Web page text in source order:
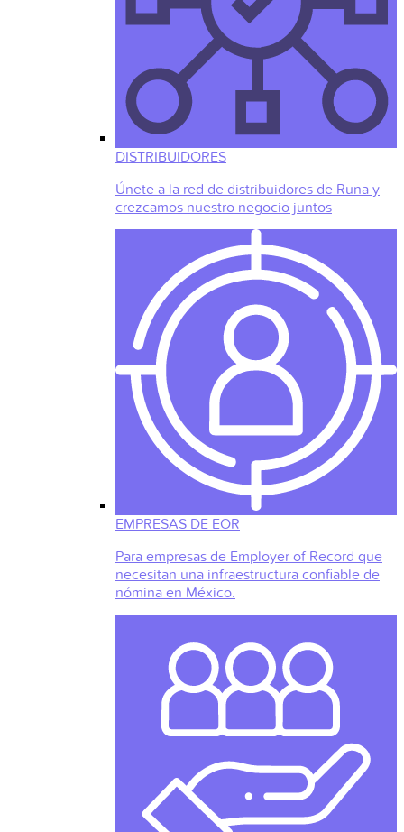
DISTRIBUIDORES
Únete a la red de distribuidores de Runa y
crezcamos nuestro negocio juntos
EMPRESAS DE EOR
Para empresas de Employer of Record que
necesitan una infraestructura confiable de
nómina en México.